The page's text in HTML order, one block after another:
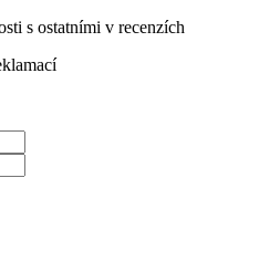
s ostatními v recenzích